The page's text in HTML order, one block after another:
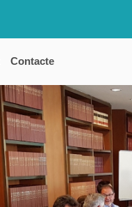
Contacte